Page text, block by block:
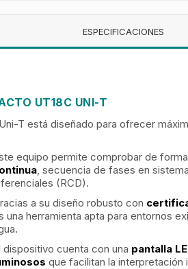
ESPECIFICACIONES
UT18C UNI-T
T está diseñado para ofrecer
equipo permite comprobar de
, secuencia de fases en
(RCD).
a su diseño robusto con
una herramienta apta para entornos
dispositivo cuenta con una pantalla
que facilitan la interpretación